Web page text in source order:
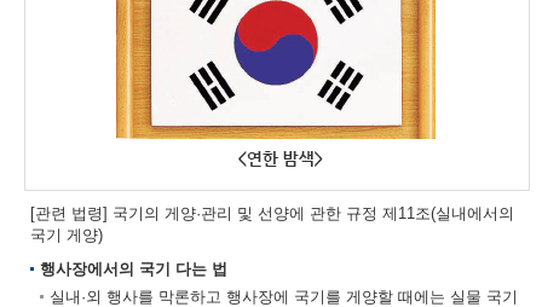
[관련 법령] 국기의 게양·관리 및 선양에 관한 규정 제11조(실내에서의
국기 게양)
행사장에서의 국기 다는 법
실내·외 행사를 막론하고 행사장에 국기를 게양할 때에는 실물 국기